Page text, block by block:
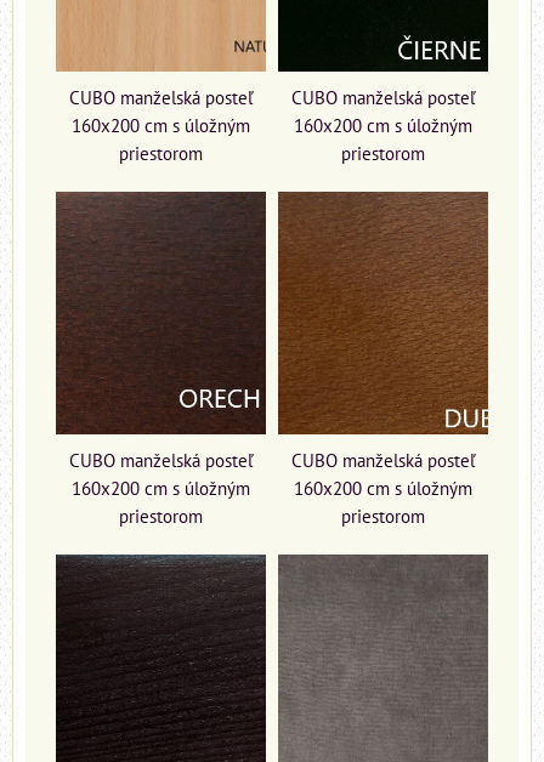
CUBO manželská posteľ
160x200 cm s úložným
priestorom
CUBO manželská posteľ
160x200 cm s úložným
priestorom
CUBO manželská posteľ
160x200 cm s úložným
priestorom
CUBO manželská posteľ
160x200 cm s úložným
priestorom